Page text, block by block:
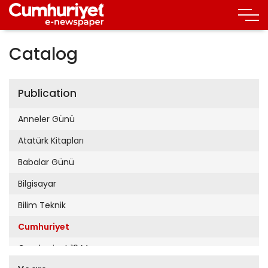
Catalog
Publication
Anneler Günü
Atatürk Kitapları
Babalar Günü
Bilgisayar
Bilim Teknik
Cumhuriyet
Cumhuriyet 19 Mayıs